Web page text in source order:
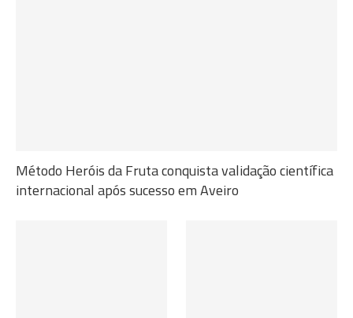
Método Heróis da Fruta conquista validação científica
internacional após sucesso em Aveiro